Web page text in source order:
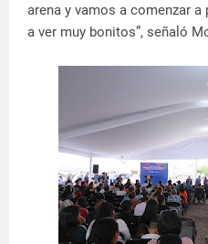
arena y vamos a comenzar
a ver muy bonitos”, señaló